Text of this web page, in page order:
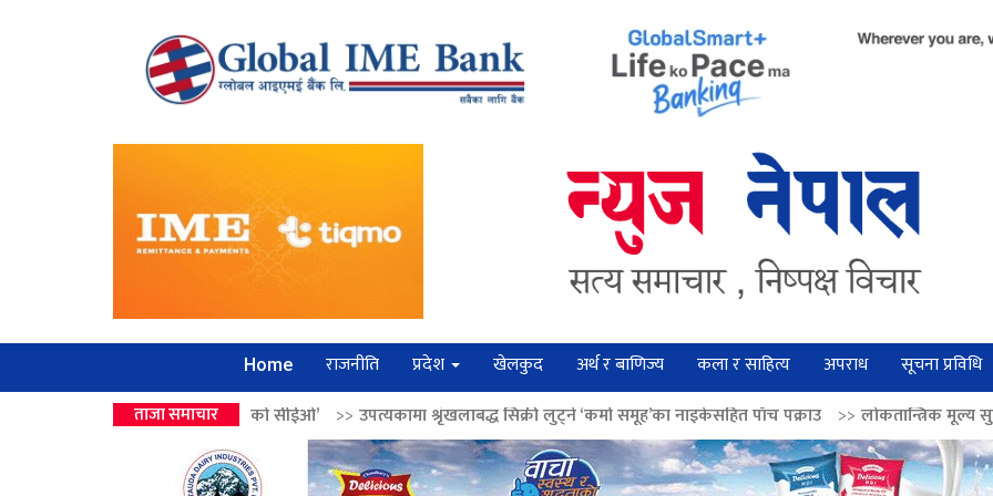
Home राजनीति प्रदेश खेलकुद अर्थ र बाणिज्य कला र साहित्य अपराध सूचना प्रविधि
ताजा समाचार
‘लगानी बोर्डको सीईओ’ >> उपत्यकामा श्रृंखलाबद्ध सिक्री लुट्ने ‘कर्मा समूह’का नाइकेसहित पाँच पक्राउ >>लोकतान्त्रिक मूल्य सुदृढ बनाउन अग्रज